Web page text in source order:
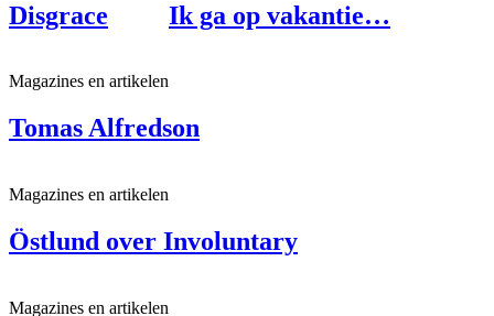
Disgrace Ik ga op vakantie…
Magazines en artikelen
Tomas Alfredson
Magazines en artikelen
Östlund over Involuntary
Magazines en artikelen